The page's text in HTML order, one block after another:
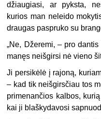
džiaugiasi, ar pyksta,
kurios man neleido
draugas paspruko su
„Ne, Džeremi, – pro
manęs neišgirsi nė vieno
Ji persikėlė į rajoną,
– kad tik neišgirsčiau tos
primenančios kalbos,
kai ji blaškydavosi